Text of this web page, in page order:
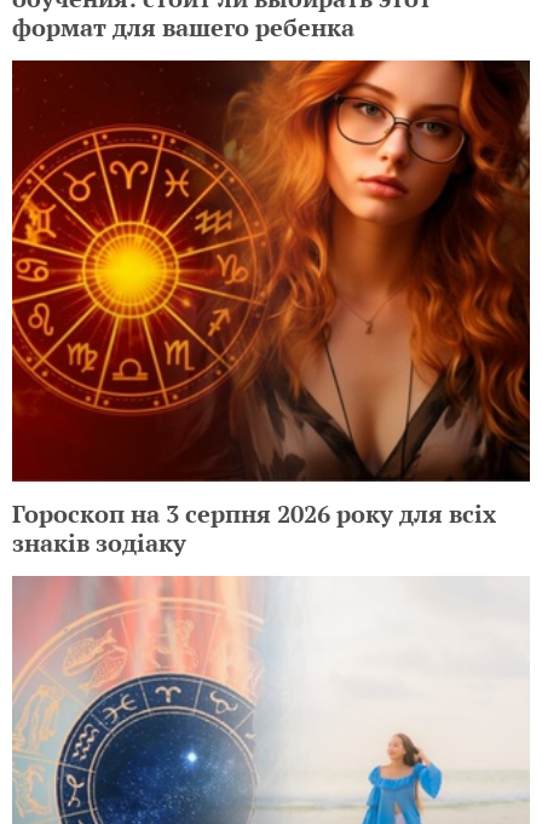
формат для вашего ребенка
Гороскоп на 3 серпня 2026 року для всіх
знаків зодіаку